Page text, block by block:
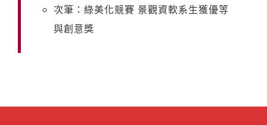
次筆：綠美化競賽 景觀資軟系生獲優等
與創意獎